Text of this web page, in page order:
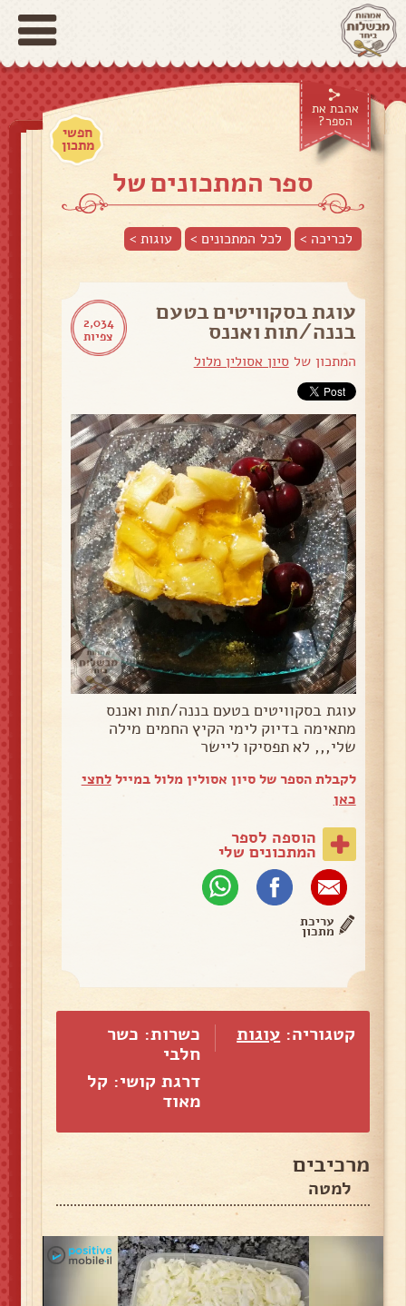
אהבת את
הספר?
חפשי
מתכון
ספר המתכונים של
לכריכה > לכל המתכונים > עוגות>
2,034
צפיות
עוגת בסקוויטים בטעם
בננה/תות ואננס
המתכון שלסיון אסולין מלול
עוגת בסקוויטים בטעם בננה/תות ואננס
מתאימה בדיוק לימי הקיץ החמים מילה
שלי,,, לא תפסיקו ליישר
לקבלת הספר של סיון אסולין מלול במייללחצי
כאן
הוספה לספר
המתכונים שלי
עריכת
מתכון
קטגוריה: עוגות
כשרות: כשר
חלבי
דרגת קושי: קל
מאוד
מרכיבים
למטה